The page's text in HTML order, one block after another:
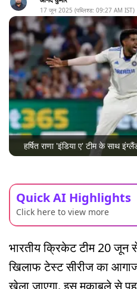
17 जून 2025 (पब्लिश्ड: 09:27 AM IST)
हर्षित राणा 'इंडिया ए' टीम के साथ
Quick AI Highlights
Click here to view more
भारतीय क्रिकेट टीम 20
खिलाफ टेस्ट सीरीज का
खेला जाएगा. इस मुकाबले से